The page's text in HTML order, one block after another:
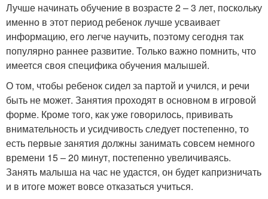
Лучше начинать обучение в возрасте 2 – 3 лет, поскольку
именно в этот период ребенок лучше усваивает
информацию, его легче научить, поэтому сегодня так
популярно раннее развитие. Только важно помнить, что
имеется своя специфика обучения малышей.
О том, чтобы ребенок сидел за партой и учился, и речи
быть не может. Занятия проходят в основном в игровой
форме. Кроме того, как уже говорилось, прививать
внимательность и усидчивость следует постепенно, то
есть первые занятия должны занимать совсем немного
времени 15 – 20 минут, постепенно увеличиваясь.
Занять малыша на час не удастся, он будет капризничать
и в итоге может вовсе отказаться учиться.